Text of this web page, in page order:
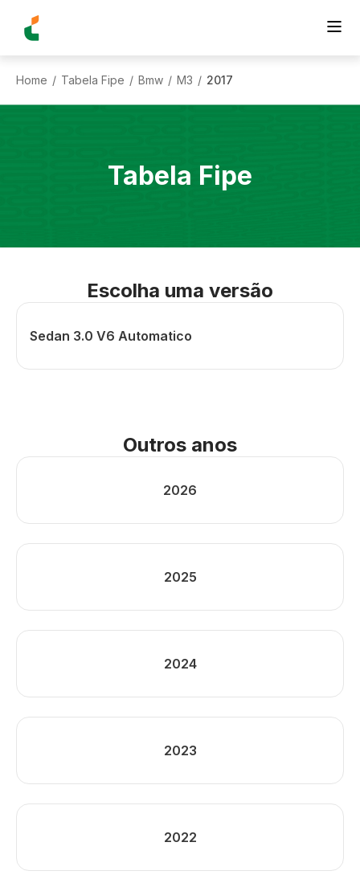
Home / Tabela Fipe / Bmw / M3 / 2017
Tabela Fipe
Escolha uma versão
Sedan 3.0 V6 Automatico
Outros anos
2026
2025
2024
2023
2022